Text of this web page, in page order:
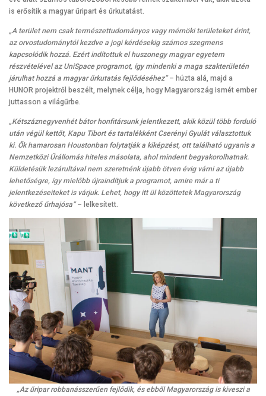
is erősítik a magyar űripart és űrkutatást.
„A terület nem csak természettudományos vagy mérnöki területeket érint,
az orvostudománytól kezdve a jogi kérdésekig számos szegmens
kapcsolódik hozzá. Ezért indítottuk el huszonegy magyar egyetem
részvételével az UniSpace programot, így mindenki a maga szakterületén
járulhat hozzá a magyar űrkutatás fejlődéséhez”– húzta alá, majd a
HUNOR projektről beszélt, melynek célja, hogy Magyarország ismét ember
juttasson a világűrbe.
„Kétszáznegyvenhét bátor honfitársunk jelentkezett, akik közül több forduló
után végül kettőt, Kapu Tibort és tartalékként Cserényi Gyulát választottuk
ki. Ők hamarosan Houstonban folytatják a kiképzést, ott található ugyanis a
Nemzetközi Űrállomás hiteles másolata, ahol mindent begyakorolhatnak.
Küldetésük lezárultával nem szeretnénk újabb ötven évig várni az újabb
lehetőségre, így mielőbb újraindítjuk a programot, amire már a ti
jelentkezéseiteket is várjuk. Lehet, hogy itt ül közöttetek Magyarország
következő űrhajósa”– lelkesített.
„Az űripar robbanásszerűen fejlődik, és ebből Magyarország is kiveszi a